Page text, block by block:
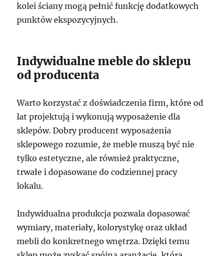
kolei ściany mogą pełnić funkcję dodatkowych
punktów ekspozycyjnych.
Indywidualne meble do sklepu
od producenta
Warto korzystać z doświadczenia firm, które od
lat projektują i wykonują wyposażenie dla
sklepów. Dobry producent wyposażenia
sklepowego rozumie, że meble muszą być nie
tylko estetyczne, ale również praktyczne,
trwałe i dopasowane do codziennej pracy
lokalu.
Indywidualna produkcja pozwala dopasować
wymiary, materiały, kolorystykę oraz układ
mebli do konkretnego wnętrza. Dzięki temu